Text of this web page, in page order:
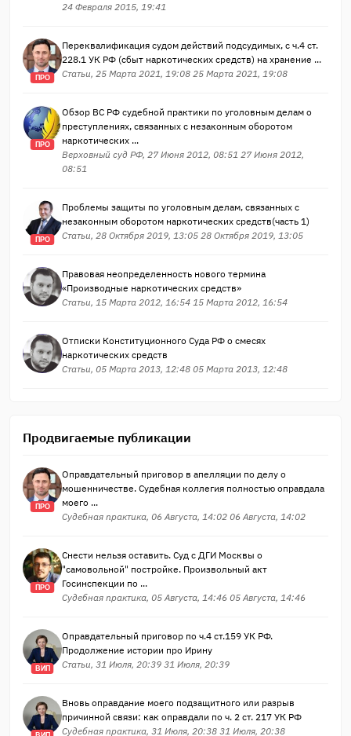
24 Февраля 2015, 19:41
ПРО
Переквалификация судом действий подсудимых, с ч.4 ст.
228.1 УК РФ (сбыт наркотических средств) на хранение ...
Статьи, 25 Марта 2021, 19:08 25 Марта 2021, 19:08
ПРО
Обзор ВС РФ судебной практики по уголовным делам о
преступлениях, связанных с незаконным оборотом
наркотических ...
Верховный суд РФ, 27 Июня 2012, 08:51 27 Июня 2012,
08:51
ПРО
Проблемы защиты по уголовным делам, связанных с
незаконным оборотом наркотических средств(часть 1)
Статьи, 28 Октября 2019, 13:05 28 Октября 2019, 13:05
Правовая неопределенность нового термина
«Производные наркотических средств»
Статьи, 15 Марта 2012, 16:54 15 Марта 2012, 16:54
Отписки Конституционного Суда РФ о смесях
наркотических средств
Статьи, 05 Марта 2013, 12:48 05 Марта 2013, 12:48
Продвигаемые публикации
ПРО
Оправдательный приговор в апелляции по делу о
мошенничестве. Судебная коллегия полностью оправдала
моего ...
Судебная практика, 06 Августа, 14:02 06 Августа, 14:02
ПРО
Снести нельзя оставить. Суд с ДГИ Москвы о
"самовольной" постройке. Произвольный акт
Госинспекции по ...
Судебная практика, 05 Августа, 14:46 05 Августа, 14:46
ВИП
Оправдательный приговор по ч.4 ст.159 УК РФ.
Продолжение истории про Ирину
Статьи, 31 Июля, 20:39 31 Июля, 20:39
Вновь оправдание моего подзащитного или разрыв
причинной связи: как оправдали по ч. 2 ст. 217 УК РФ
Судебная практика, 31 Июля, 20:38 31 Июля, 20:38